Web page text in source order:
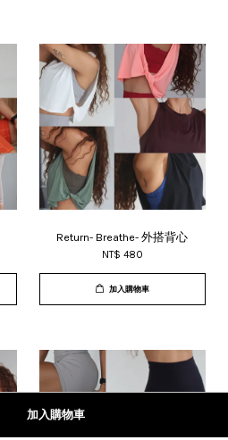
加入購物車
Return- Breathe- 外搭背心
NT$ 480
加入購物車